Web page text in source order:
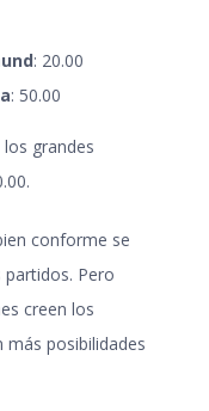
: 20.00
: 50.00
grandes
conforme se
Pero
creen los
más posibilidades